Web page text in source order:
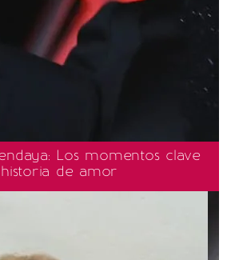
Los momentos clave
de amor